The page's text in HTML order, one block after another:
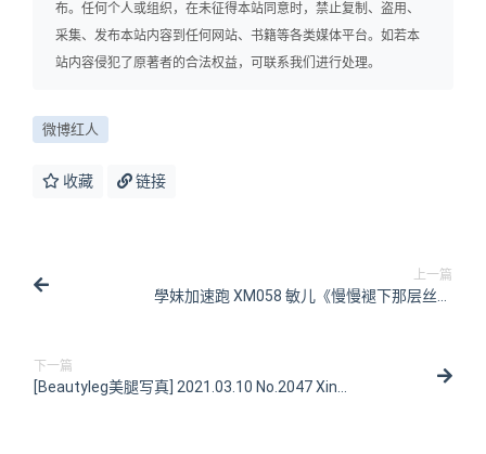
布。任何个人或组织，在未征得本站同意时，禁止复制、盗用、
采集、发布本站内容到任何网站、书籍等各类媒体平台。如若本
站内容侵犯了原著者的合法权益，可联系我们进行处理。
微博红人
收藏 链接
上一篇
學妹加速跑 XM058 敏儿《慢慢褪下那层丝》
下一篇
[Beautyleg美腿写真] 2021.03.10 No.2047 Xin